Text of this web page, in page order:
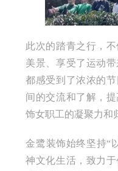
此次的踏青之行，
美景、享受了运动
都感受到了浓浓的
间的交流和了解，
饰女职工的凝聚力和
金鹭装饰始终坚持“
神文化生活，致力